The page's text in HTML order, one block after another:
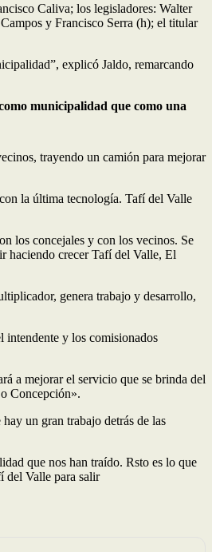
Caliva; los legisladores: Walter
y Francisco Serra (h); el titular
explicó Jaldo, remarcando
municipalidad que como una
trayendo un camión para mejorar
la última tecnología. Tafí del Valle
los concejales y con los vecinos. Se
haciendo crecer Tafí del Valle, El
genera trabajo y desarrollo,
intendente y los comisionados
a mejorar el servicio que se brinda del
Concepción».
un gran trabajo detrás de las
que nos han traído. Rsto es lo que
del Valle para salir